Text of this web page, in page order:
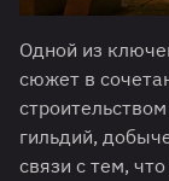
Одной из
сюжет в
гильдий,
связи с тем,